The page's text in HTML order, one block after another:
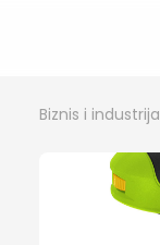
Biznis i industrija